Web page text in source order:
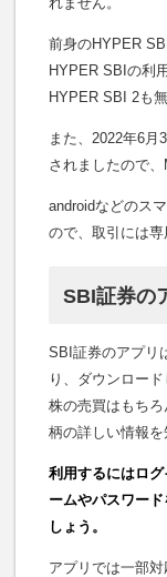
前身のHYPER
HYPER SBIの利
HYPER SBI 2も
また、2022年6月
されましたので、
androidなどのス
ので、取引には専
SBI証券の
SBI証券のアプリ
り、ダウンロード
株の売買はもち
柄の詳しい情報を
利用するにはロ
ームやパスワー
しょう。
アプリでは一部